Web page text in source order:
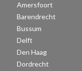
Amersfoort
Barendrecht
Bussum
Delft
Den Haag
Dordrecht